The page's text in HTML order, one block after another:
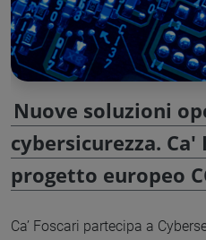
Nuove soluzioni
cybersicurezza. Ca'
progetto europeo
Ca’ Foscari partecipa a